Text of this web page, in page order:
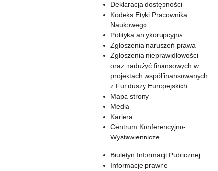
Deklaracja dostępności
Kodeks Etyki Pracownika
Naukowego
Polityka antykorupcyjna
Zgłoszenia naruszeń prawa
Zgłoszenia nieprawidłowości
oraz nadużyć finansowych w
projektach współfinansowanych
z Funduszy Europejskich
Mapa strony
Media
Kariera
Centrum Konferencyjno-
Wystawiennicze
Biuletyn Informacji Publicznej
Informacje prawne